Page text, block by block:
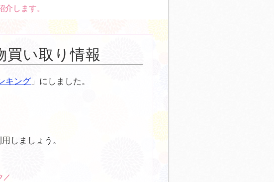
します。
買い取り情報
キング」にしました。
用しましょう。
／